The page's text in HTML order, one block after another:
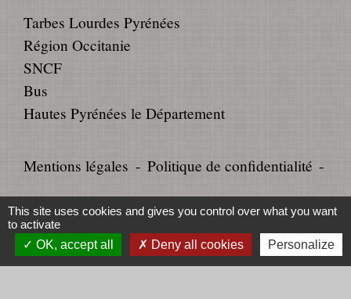
Tarbes Lourdes Pyrénées
Région Occitanie
SNCF
Bus
Hautes Pyrénées le Département
Mentions légales - Politique de confidentialité -
Accessibilité - Plan du site -
Gestion des cookies
This site uses cookies and gives you control over what you want
to activate
OK, accept all
Deny all cookies Personalize